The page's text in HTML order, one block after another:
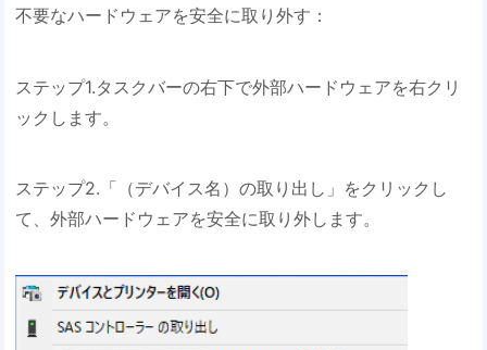
不要なハードウェアを安全に取り外す：
ステップ1.タスクバーの右下で外部ハードウェアを右クリ
ックします。
ステップ2.「（デバイス名）の取り出し」をクリックし
て、外部ハードウェアを安全に取り外します。